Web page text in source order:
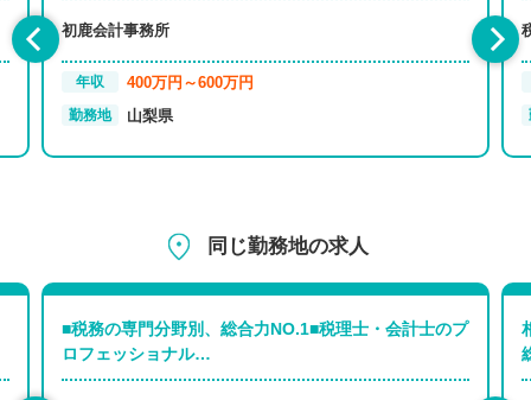
初鹿会計事務所
年収 400万円～600万円
勤務地 山梨県
同じ勤務地の求人
■税務の専門分野別、総合力NO.1■税理士・会計士のプ
ロフェッショナル…